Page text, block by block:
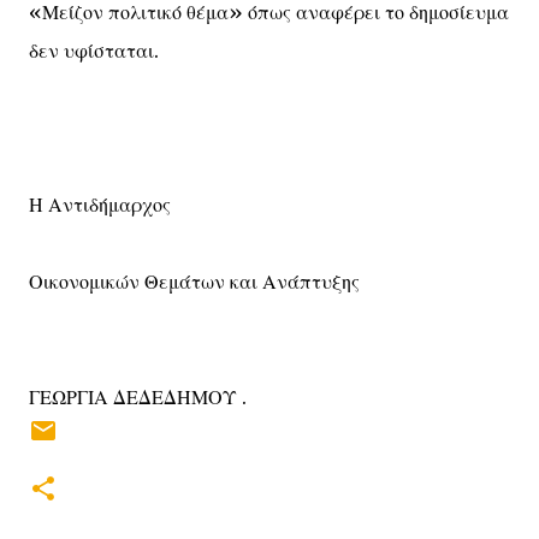
«Μείζον πολιτικό θέμα» όπως αναφέρει το δημοσίευμα
δεν υφίσταται.
Η Αντιδήμαρχος
Οικονομικών Θεμάτων και Ανάπτυξης
ΓΕΩΡΓΙΑ ΔΕΔΕΔΗΜΟΥ .